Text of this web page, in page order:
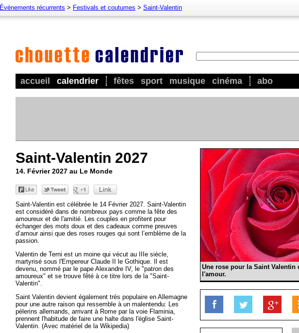
accueil calendrier fêtes sport musique cinéma abo
Événements récurrents > Festivals et coutumes > Saint-Valentin
Saint-Valentin 2027
14. Février 2027 au Le Monde
Saint-Valentin est célébrée le 14 Février 2027. Saint-Valentin
est considéré dans de nombreux pays comme la fête des
amoureux et de l'amitié. Les couples en profitent pour
échanger des mots doux et des cadeaux comme preuves
d’amour ainsi que des roses rouges qui sont l’emblème de la
passion.
Valentin de Terni est un moine qui vécut au IIIe siècle,
martyrisé sous l'Empereur Claude II le Gothique. Il est
devenu, nommé par le pape Alexandre IV, le "patron des
amoureux" et se trouve fêté à ce titre lors de la "Saint-
Valentin".
Saint Valentin devient également très populaire en Allemagne
pour une autre raison qui ressemble à un malentendu: Les
pèlerins allemands, arrivant à Rome par la voie Flaminia,
prennent l'habitude de faire une halte dans l'église Saint-
Valentin. (Avec matériel de la Wikipedia)
Une rose pour la Saint Valentin
l'amour.